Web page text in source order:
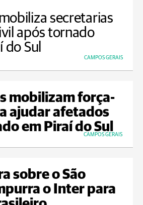
secretarias
após tornado
Sul
CAMPOS GERAIS
mobilizam força-
ajudar afetados
em Piraí do Sul
CAMPOS GERAIS
sobre o São
o Inter para